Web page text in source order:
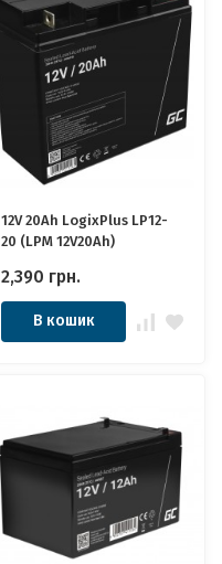
12V 20Ah LogixPlus LP12-
20 (LPM 12V20Ah)
2,390 грн.
В кошик